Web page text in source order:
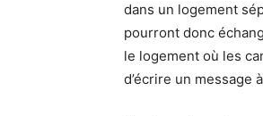
dans un logement
pourront donc
le logement où les
d’écrire un message